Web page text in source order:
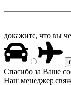
докажите, что вы
Спасибо за Ваше
Наш менеджер